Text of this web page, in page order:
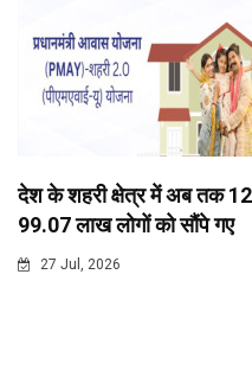
देश के शहरी क्षेत्र में अब तक
99.07 लाख लोगों को सौंपे गए
27 Jul, 2026